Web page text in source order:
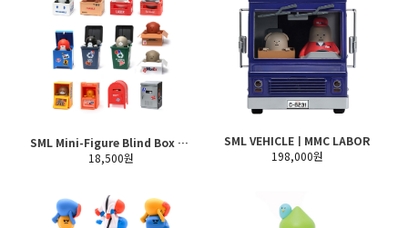
SML Mini-Figure Blind Box Vol 5. : BOX SERIES
18,500원
SML VEHICLEㅣMMC LABOR
198,000원